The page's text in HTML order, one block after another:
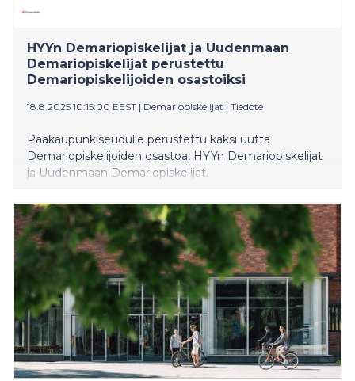
HYYn Demariopiskelijat ja Uudenmaan
Demariopiskelijat perustettu
Demariopiskelijoiden osastoiksi
18.8.2025 10:15:00 EEST | Demariopiskelijat | Tiedote
Pääkaupunkiseudulle perustettu kaksi uutta
Demariopiskelijoiden osastoa, HYYn Demariopiskelijat
ja Uudenmaan Demariopiskelijat.